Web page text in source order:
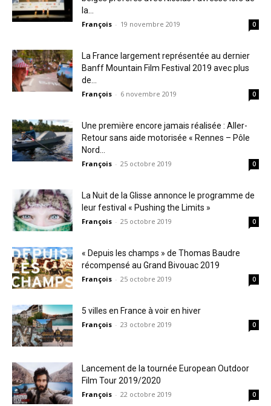
la...
François - 19 novembre 2019 0
La France largement représentée au dernier
Banff Mountain Film Festival 2019 avec plus
de...
François - 6 novembre 2019 0
Une première encore jamais réalisée : Aller-
Retour sans aide motorisée « Rennes – Pôle
Nord...
François - 25 octobre 2019 0
La Nuit de la Glisse annonce le programme de
leur festival « Pushing the Limits »
François - 25 octobre 2019 0
« Depuis les champs » de Thomas Baudre
récompensé au Grand Bivouac 2019
François - 25 octobre 2019 0
5 villes en France à voir en hiver
François - 23 octobre 2019 0
Lancement de la tournée European Outdoor
Film Tour 2019/2020
François - 22 octobre 2019 0